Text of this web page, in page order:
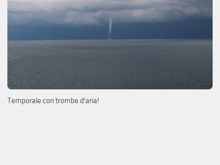
Temporale con trombe d’aria!